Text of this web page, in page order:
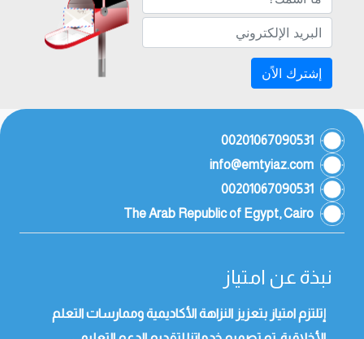
إشترك الاًن
00201067090531
info@emtyiaz.com
00201067090531
The Arab Republic of Egypt, Cairo
نبذة عن امتياز
إتلتزم امتياز بتعزيز النزاهة الأكاديمية وممارسات التعلم